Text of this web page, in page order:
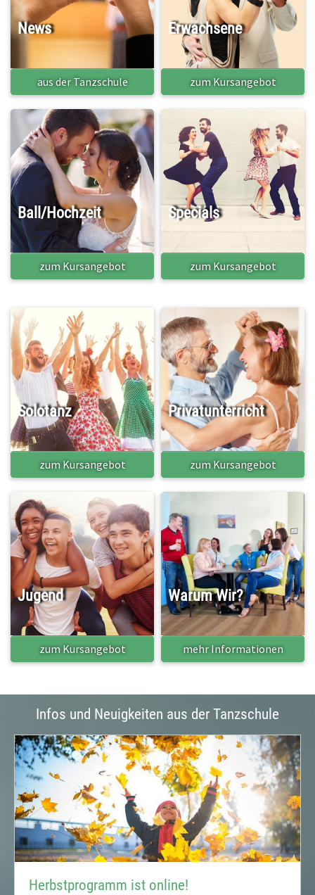
News
aus der Tanzschule
Erwachsene
zum Kursangebot
Ball/Hochzeit
zum Kursangebot
Specials
zum Kursangebot
Solotanz
zum Kursangebot
Privatunterricht
zum Kursangebot
Jugend
zum Kursangebot
Warum Wir?
mehr Informationen
Infos und Neuigkeiten aus der Tanzschule
Herbstprogramm ist online!